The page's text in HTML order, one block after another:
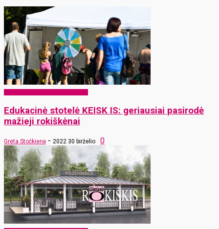
Edukacinė stotelė KEISK IS: geriausiai pasirodė
mažieji rokiškėnai
Greta Stočkienė - 2022 30 birželio 0